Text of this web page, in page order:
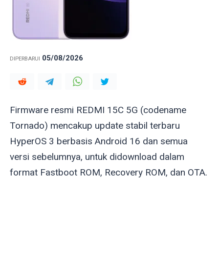
DIPERBARUI 05/08/2026
Firmware resmi REDMI 15C 5G (codename
Tornado) mencakup update stabil terbaru
HyperOS 3 berbasis Android 16 dan semua
versi sebelumnya, untuk didownload dalam
format Fastboot ROM, Recovery ROM, dan OTA.